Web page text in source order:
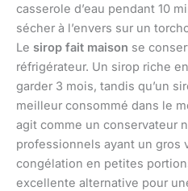
casserole d’eau pendant 10
sécher à l’envers sur un
Le sirop fait maison se
réfrigérateur. Un sirop riche
garder 3 mois, tandis qu’un
meilleur consommé dans le
agit comme un conservateur
professionnels ayant un gros
congélation en petites
excellente alternative pour